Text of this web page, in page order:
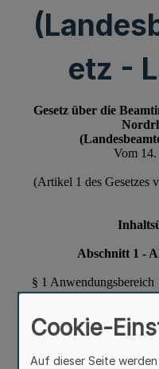
etz -
Cookie-
Auf dieser Seite